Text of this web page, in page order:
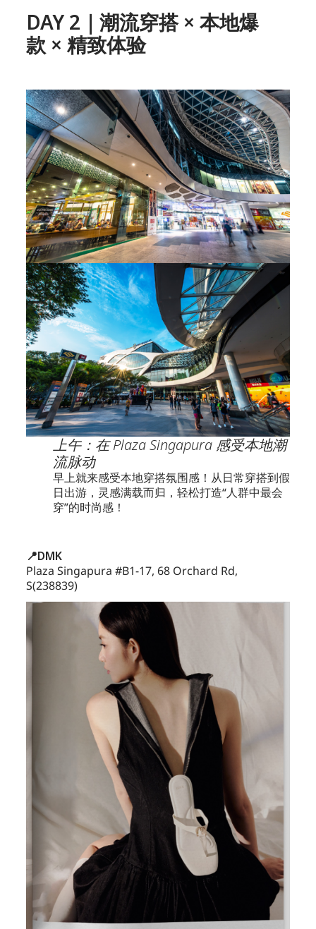
DAY 2｜潮流穿搭 × 本地爆
款 × 精致体验
上午：在 Plaza Singapura 感受本地潮
流脉动
早上就来感受本地穿搭氛围感！从日常穿搭到假
日出游，灵感满载而归，轻松打造“人群中最会
穿”的时尚感！
📍DMK
Plaza Singapura #B1-17, 68 Orchard Rd,
S(238839)